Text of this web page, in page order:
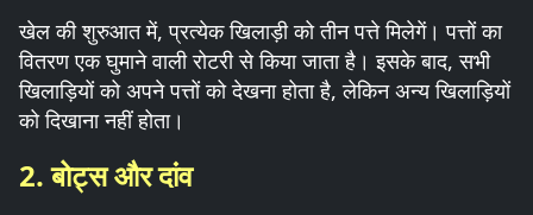
खेल की शुरुआत में, प्रत्येक खिलाड़ी को तीन पत्ते मिलेगें। पत्तों का
वितरण एक घुमाने वाली रोटरी से किया जाता है। इसके बाद, सभी
खिलाड़ियों को अपने पत्तों को देखना होता है, लेकिन अन्य खिलाड़ियों
को दिखाना नहीं होता।
2. बोट्स और दांव